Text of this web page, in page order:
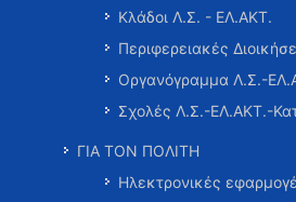
Κλάδοι Λ.Σ. - ΕΛ.ΑΚΤ.
Περιφερειακές
Οργανόγραμμα Λ.Σ.-
Σχολές Λ.Σ.-ΕΛ.ΑΚΤ.-
ΓΙΑ ΤΟΝ ΠΟΛΙΤΗ
Ηλεκτρονικές